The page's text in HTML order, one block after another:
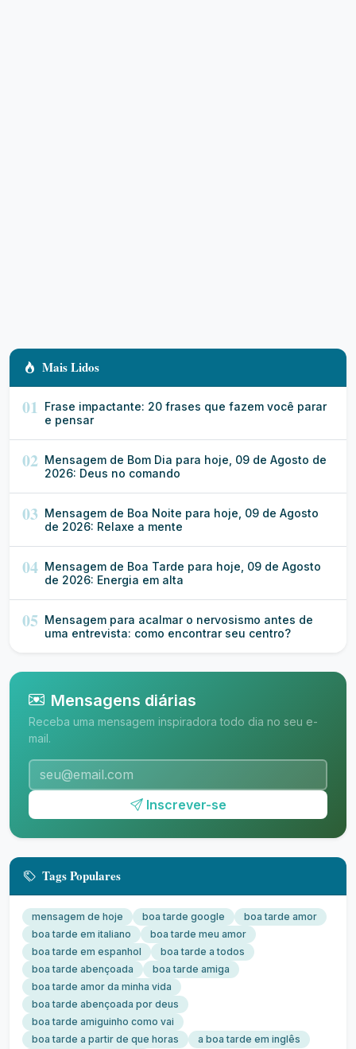
Mais Lidos
01 Frase impactante: 20 frases que fazem você parar
e pensar
02 Mensagem de Bom Dia para hoje, 09 de Agosto de
2026: Deus no comando
03 Mensagem de Boa Noite para hoje, 09 de Agosto
de 2026: Relaxe a mente
04 Mensagem de Boa Tarde para hoje, 09 de Agosto
de 2026: Energia em alta
05 Mensagem para acalmar o nervosismo antes de
uma entrevista: como encontrar seu centro?
Mensagens diárias
Receba uma mensagem inspiradora todo dia no seu e-
mail.
Inscrever-se
Tags Populares
mensagem de hoje boa tarde google
boa tarde amor
boa tarde em italiano
boa tarde meu amor
boa tarde em espanhol
boa tarde a todos
boa tarde abençoada
boa tarde amiga
boa tarde amor da minha vida
boa tarde abençoada por deus
boa tarde amiguinho como vai
boa tarde a partir de que horas
a boa tarde em inglês